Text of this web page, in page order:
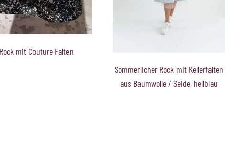
Glänzender Rock mit Kellerfalten,
altrosa